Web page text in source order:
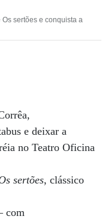
sertões e conquista a
e deixar a
no Teatro Oficina
sertões, clássico
com